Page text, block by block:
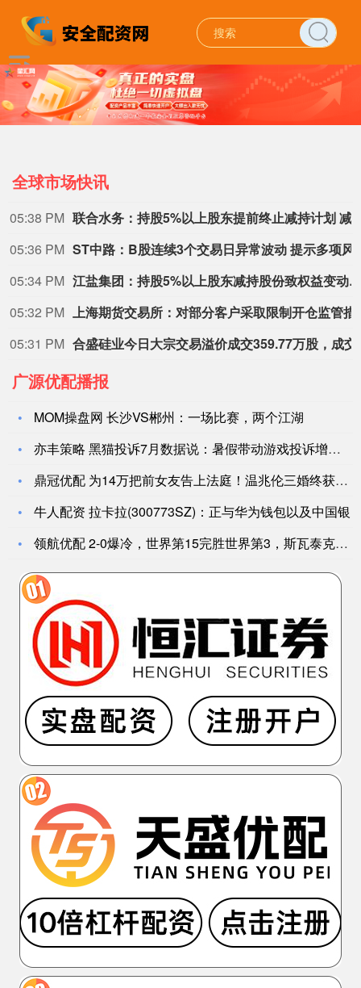
全球市场快讯
05:38 PM
05:36 PM
05:34 PM
江盐集团：持股5%以上股东减持股份致权益变动触及1%刻度
05:32 PM
05:31 PM
广源优配播报
MOM操盘网 长沙VS郴州：一场比赛，两个江湖
亦丰策略 黑猫投诉7月数据说：暑假带动游戏投诉增长 外卖大战
鼎冠优配 为14万把前女友告上法庭！温兆伦三婚终获幸福，从浪
牛人配资 拉卡拉(300773SZ)：正与华为钱包以及中国银
领航优配 2-0爆冷，世界第15完胜世界第3，斯瓦泰克无缘法